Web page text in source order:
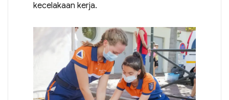
kecelakaan kerja.